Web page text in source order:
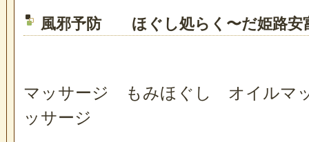
風邪予防 ほぐし処らく〜だ姫路安
マッサージ もみほぐし オイルマ
ッサージ